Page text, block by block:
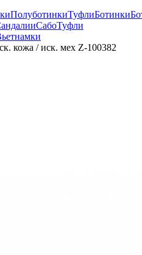
ПолуботинкиТуфлиБотинки
СабоТуфли
кожа / иск. мех Z-100382